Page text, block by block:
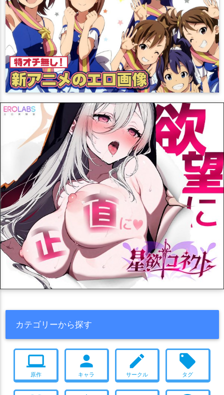
カテゴリーから探す
computer
原作
person
キャラ
create
サークル
local_offer
タグ